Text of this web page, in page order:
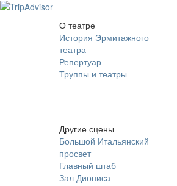
О театре
История Эрмитажного
театра
Репертуар
Труппы и театры
Другие сцены
Большой Итальянский
просвет
Главный штаб
Зал Диониса